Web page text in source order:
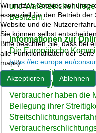
und Warenzeichen
Besitzern.
Informationen zur
Die Europäische
https://ec.europa.eu/
Online-Streitbeilegung
Verordnung) bereit.
Verbraucher haben die
Beilegung ihrer
Wir nutzen Cookies auf
essenziell für den Betrieb
Website und die
Sie können selbst
Bitte beachten Sie, dass bei
alle Funktionalitäten der
maps).
Akzeptieren
Ablehnen